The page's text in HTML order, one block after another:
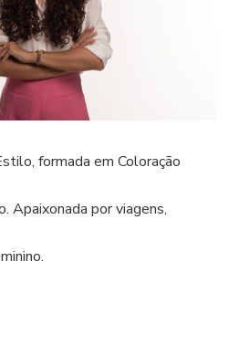
formada em Coloração
Apaixonada por viagens,